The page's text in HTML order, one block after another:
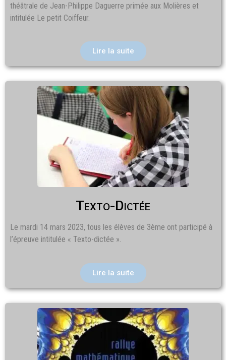
théâtrale de Jean-Philippe Daguerre primée aux Molières et
intitulée Le petit Coiffeur.
Lire la suite
Texto-Dictée
Le mardi 14 mars 2023, tous les élèves de 3ème ont participé à
l’épreuve intitulée « Texto-dictée ».
Lire la suite